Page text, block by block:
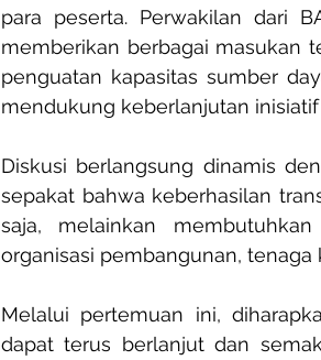
para peserta. Perwakilan dari
memberikan berbagai masukan
penguatan kapasitas sumber
mendukung keberlanjutan
Diskusi berlangsung dinamis
sepakat bahwa keberhasilan
saja, melainkan
organisasi pembangunan,
Melalui pertemuan ini,
dapat terus berlanjut dan